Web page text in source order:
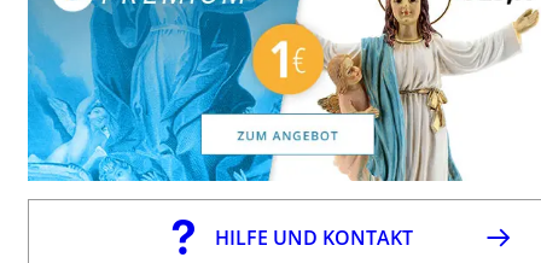
HILFE UND KONTAKT